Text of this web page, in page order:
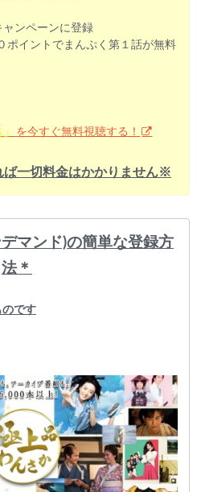
ャンペーンに登録
ポイントでまんぷく第１話が無料
を今すぐ無料視聴する！
一切料金はかかりません※
マンド)の簡単な登録方
法＊
です